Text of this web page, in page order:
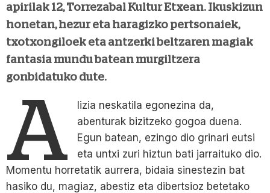
apirilak 12, Torrezabal Kultur Etxean. Ikuskizun
honetan, hezur eta haragizko pertsonaiek,
txotxongiloek eta antzerki beltzaren magiak
fantasia mundu batean murgiltzera
gonbidatuko dute.
A
lizia neskatila egonezina da,
abenturak bizitzeko gogoa duena.
Egun batean, ezingo dio grinari eutsi
eta untxi zuri hiztun bati jarraituko dio.
Momentu horretatik aurrera, bidaia sinestezin bat
hasiko du, magiaz, abestiz eta dibertsioz betetako